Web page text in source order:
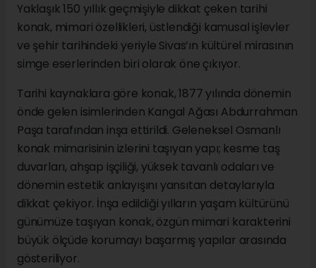
Yaklaşık 150 yıllık geçmişiyle dikkat çeken tarihi
konak, mimari özellikleri, üstlendiği kamusal işlevler
ve şehir tarihindeki yeriyle Sivas’ın kültürel mirasının
simge eserlerinden biri olarak öne çıkıyor.
Tarihi kaynaklara göre konak, 1877 yılında dönemin
önde gelen isimlerinden Kangal Ağası Abdurrahman
Paşa tarafından inşa ettirildi. Geleneksel Osmanlı
konak mimarisinin izlerini taşıyan yapı; kesme taş
duvarları, ahşap işçiliği, yüksek tavanlı odaları ve
dönemin estetik anlayışını yansıtan detaylarıyla
dikkat çekiyor. İnşa edildiği yılların yaşam kültürünü
günümüze taşıyan konak, özgün mimari karakterini
büyük ölçüde korumayı başarmış yapılar arasında
gösteriliyor.